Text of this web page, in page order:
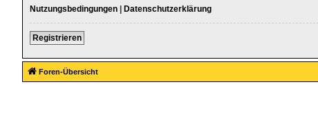
Nutzungsbedingungen | Datenschutzerklärung
Registrieren
Foren-Übersicht